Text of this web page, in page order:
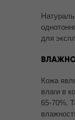
для
Кожа
влаги в
65-70%.